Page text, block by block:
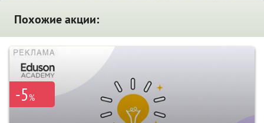
Похожие акции:
-5%